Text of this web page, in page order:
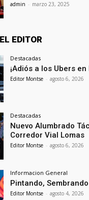
admin - marzo 23, 2025
EDITOR
Destacadas
¡Adiós a los Ubers en
Editor Montse - agosto 6, 2026
Destacadas
Nuevo Alumbrado
Corredor Vial Lomas
Editor Montse - agosto 6, 2026
Informacion General
Pintando,
Editor Montse - agosto 4, 2026